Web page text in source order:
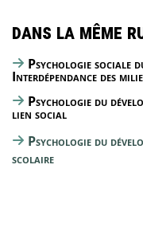
Dans la même
Psychologie sociale
Interdépendance des
Psychologie du
lien social
Psychologie du
scolaire